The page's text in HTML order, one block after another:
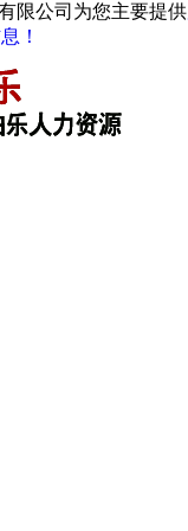
限公司为您主要提供
！